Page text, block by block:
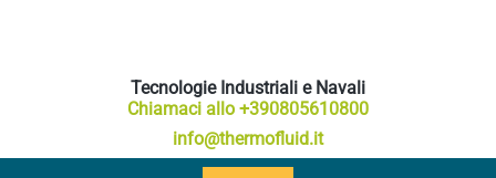
Tecnologie Industriali e Navali
Chiamaci allo +390805610800
info@thermofluid.it